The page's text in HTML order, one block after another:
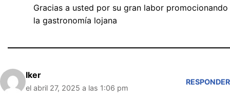
Gracias a usted por su gran labor promocionando
la gastronomía lojana
Iker
el abril 27, 2025 a las 1:06 pm
RESPONDER